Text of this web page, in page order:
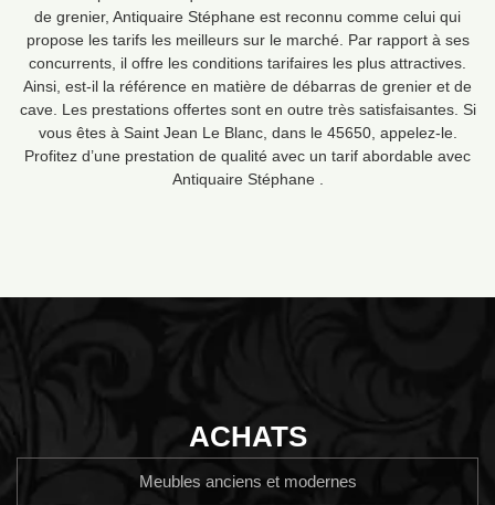
de grenier, Antiquaire Stéphane est reconnu comme celui qui
propose les tarifs les meilleurs sur le marché. Par rapport à ses
concurrents, il offre les conditions tarifaires les plus attractives.
Ainsi, est-il la référence en matière de débarras de grenier et de
cave. Les prestations offertes sont en outre très satisfaisantes. Si
vous êtes à Saint Jean Le Blanc, dans le 45650, appelez-le.
Profitez d’une prestation de qualité avec un tarif abordable avec
Antiquaire Stéphane .
ACHATS
Meubles anciens et modernes